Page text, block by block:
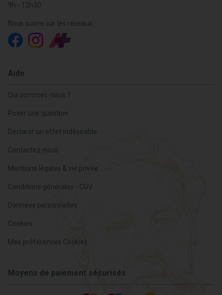
9h - 12h30
Nous suivre sur les réseaux
Aide
Qui sommes-nous ?
Poser une question
Déclarer un effet indésirable
Contactez-nous
Mentions légales & vie privée
Conditions générales - CGV
Données personnelles
Cookies
Mes préférences Cookies
Moyens de paiement sécurisés